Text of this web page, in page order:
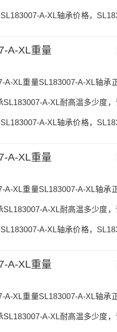
A-XL轴承价格，
A-XL重量
A-XL重量SL183007-A-XL轴承
A-XL耐高温多少度
A-XL轴承价格，
A-XL重量
A-XL重量SL183007-A-XL轴承
A-XL耐高温多少度
A-XL轴承价格，
A-XL重量
A-XL重量SL183007-A-XL轴承
A-XL耐高温多少度